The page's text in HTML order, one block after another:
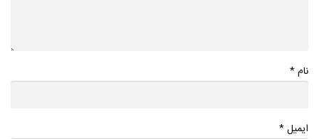
نام*
ایمیل*